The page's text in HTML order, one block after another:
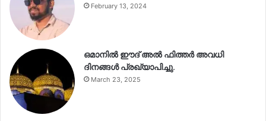
February 13, 2024
ഒമാനിൽ ഈദ് അൽ ഫിത്തർ അവധി
ദിനങ്ങൾ പ്രഖ്യാപിച്ചു.
March 23, 2025